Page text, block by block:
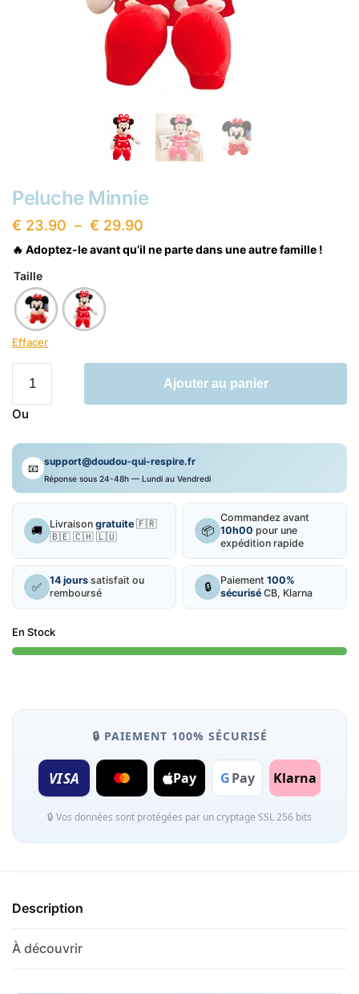
Peluche Minnie
€ 23.90 – € 29.90
de
🔥 Adoptez-le avant qu’il ne parte dans une autre famille !
Taille
Effacer
Peluche
Ajouter au panier
Ou
📧 support@doudou-qui-respire.fr
Réponse sous 24-48h — Lundi au Vendredi
🚚 Livraison gratuite 🇫🇷
🇧🇪 🇨🇭 🇱🇺
📦
Commandez avant
10h00 pour une
expédition rapide
✅ 14 jours satisfait ou
remboursé
🔒 Paiement 100%
sécurisé CB, Klarna
En Stock
🔒 PAIEMENT 100% SÉCURISÉ
VISA Pay GPay Klarna
🔒 Vos données sont protégées par un cryptage SSL 256 bits
Description
À découvrir